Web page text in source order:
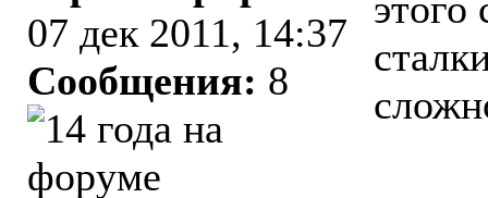
07 дек 2011, 14:37
Сообщения: 8